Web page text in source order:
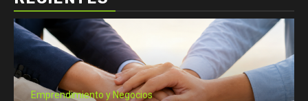
Emprendimiento y Negocios